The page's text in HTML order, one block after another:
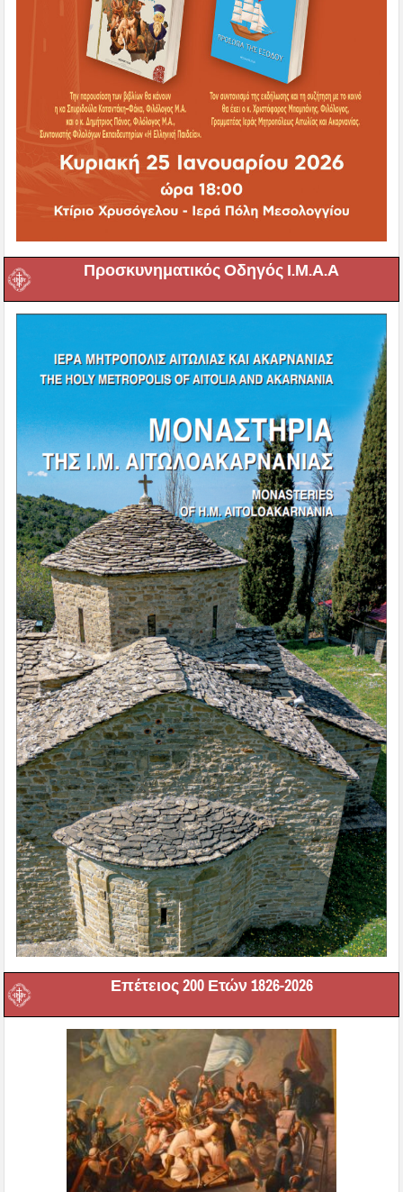
Προσκυνηματικός Οδηγός Ι.Μ.Α.Α
Επέτειος 200 Ετών 1826-2026